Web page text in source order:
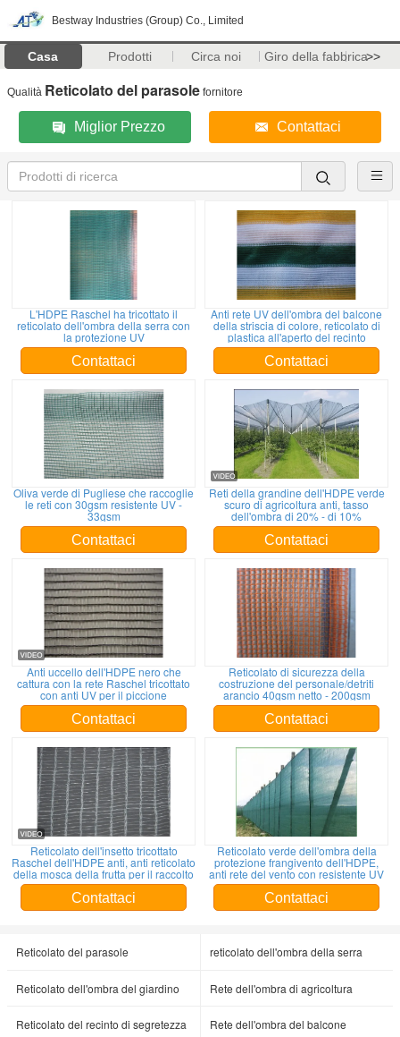
Bestway Industries (Group) Co., Limited
Casa Prodotti Circa noi Giro della fabbrica>>
Qualità Reticolato del parasole fornitore
Miglior Prezzo Contattaci
L'HDPE Raschel ha tricottato il
reticolato dell'ombra della serra con
la protezione UV
Contattaci
Anti rete UV dell'ombra del balcone
della striscia di colore, reticolato di
plastica all'aperto del recinto
Contattaci
Oliva verde di Pugliese che raccoglie
le reti con 30gsm resistente UV -
33gsm
Contattaci
Reti della grandine dell'HDPE verde
scuro di agricoltura anti, tasso
dell'ombra di 20% - di 10%
Contattaci
Anti uccello dell'HDPE nero che
cattura con la rete Raschel tricottato
con anti UV per il piccione
Contattaci
Reticolato di sicurezza della
costruzione del personale/detriti
arancio 40gsm netto - 200gsm
Contattaci
Reticolato dell'insetto tricottato
Raschel dell'HDPE anti, anti reticolato
della mosca della frutta per il raccolto
Contattaci
Reticolato verde dell'ombra della
protezione frangivento dell'HDPE,
anti rete del vento con resistente UV
Contattaci
Reticolato del parasole reticolato dell'ombra della serra
Reticolato dell'ombra del giardino Rete dell'ombra di agricoltura
Reticolato del recinto di segretezza Rete dell'ombra del balcone